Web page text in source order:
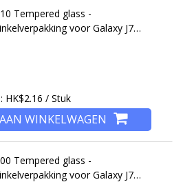
Tempered glass -
voor Galaxy J7
HK$2.16 / Stuk
WINKELWAGEN
Tempered glass -
voor Galaxy J7